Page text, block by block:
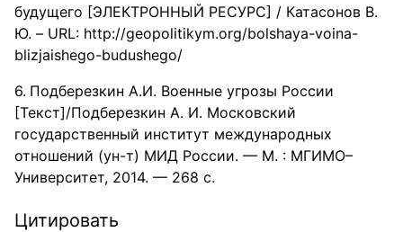
будущего [ЭЛЕКТРОННЫЙ РЕСУРС] / Катасонов В.
Ю. – URL: http://geopolitikym.org/bolshaya-voina-
blizjaishego-budushego/
Подберезкин А.И. Военные угрозы России
[Текст]/Подберезкин А. И. Московский
государственный институт международных
отношений (ун-т) МИД России. — М. : МГИМО–
Университет, 2014. — 268 с.
Цитировать